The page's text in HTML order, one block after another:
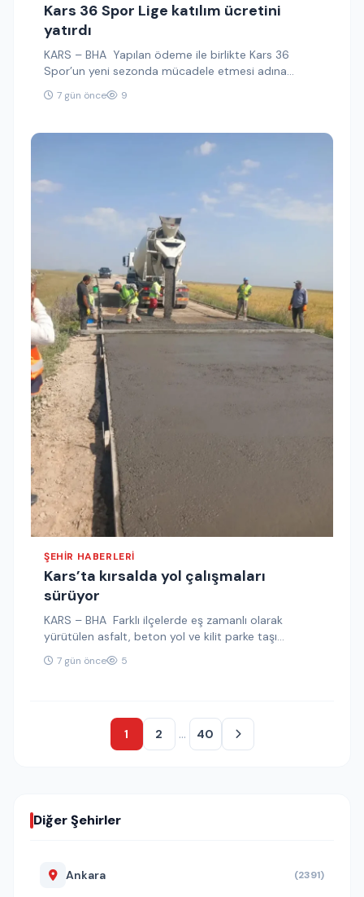
Kars 36 Spor Lige katılım ücretini
yatırdı
KARS – BHA Yapılan ödeme ile birlikte Kars 36
Spor’un yeni sezonda mücadele etmesi adına
önemli bir süreç…
7 gün önce 9
ŞEHIR HABERLERI
Kars’ta kırsalda yol çalışmaları
sürüyor
KARS – BHA Farklı ilçelerde eş zamanlı olarak
yürütülen asfalt, beton yol ve kilit parke taşı
çalışmalarıyla köy…
7 gün önce 5
1 2 … 40
Diğer Şehirler
Ankara (2391)